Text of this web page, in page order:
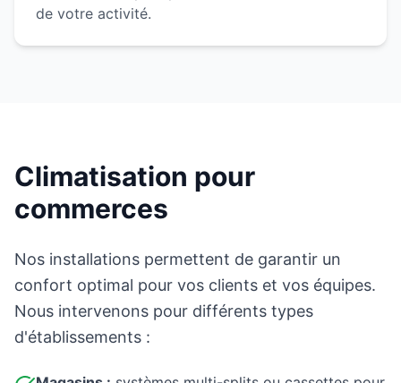
de votre activité.
Climatisation pour
commerces
Nos installations permettent de garantir un
confort optimal pour vos clients et vos équipes.
Nous intervenons pour différents types
d'établissements :